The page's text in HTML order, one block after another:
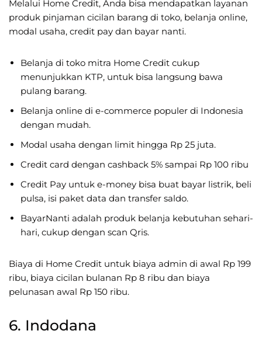
Melalui Home Credit, Anda bisa mendapatkan layanan
produk pinjaman cicilan barang di toko, belanja online,
modal usaha, credit pay dan bayar nanti.
Belanja di toko mitra Home Credit cukup
menunjukkan KTP, untuk bisa langsung bawa
pulang barang.
Belanja online di e-commerce populer di Indonesia
dengan mudah.
Modal usaha dengan limit hingga Rp 25 juta.
Credit card dengan cashback 5% sampai Rp 100 ribu
Credit Pay untuk e-money bisa buat bayar listrik, beli
pulsa, isi paket data dan transfer saldo.
BayarNanti adalah produk belanja kebutuhan sehari-
hari, cukup dengan scan Qris.
Biaya di Home Credit untuk biaya admin di awal Rp 199
ribu, biaya cicilan bulanan Rp 8 ribu dan biaya
pelunasan awal Rp 150 ribu.
6. Indodana